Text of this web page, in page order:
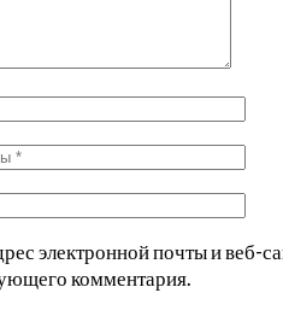
электронной почты и веб-
комментария.